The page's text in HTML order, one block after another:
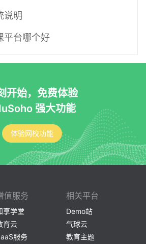
说明
平台哪个好
开始，免费体验
强大功能
体验网校功能
值服务
享学堂
育云
服务
相关平台
Demo站
气球云
教育主题